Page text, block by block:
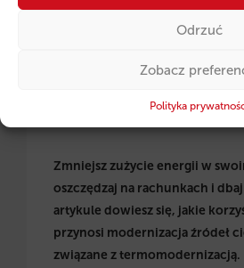
Odrzuć
Zobacz
Polityka
Zmniejsz zużycie energii w
oszczędzaj na rachunkach i
artykule dowiesz się, jakie
przynosi modernizacja źródeł
związane z termomodernizacją.